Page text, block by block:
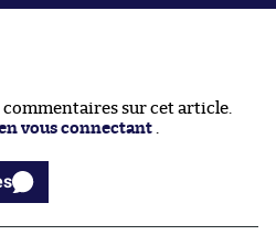
commentaires sur cet article.
vous connectant